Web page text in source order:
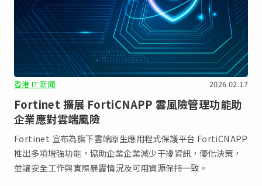
香港 IT 新聞 2026.02.17
Fortinet 擴展 FortiCNAPP 雲風險管理功能助
企業應對雲端風險
Fortinet 宣布為旗下雲端原生應用程式保護平台 FortiCNAPP
推出多項增強功能，協助企業企業減少干擾資訊，優化決策，
並讓安全工作與實際暴露情況及可用資源保持一致。